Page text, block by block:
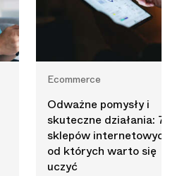
Ecommerce
Odważne pomysły i
skuteczne działania: 7
sklepów
od których warto się
uczyć